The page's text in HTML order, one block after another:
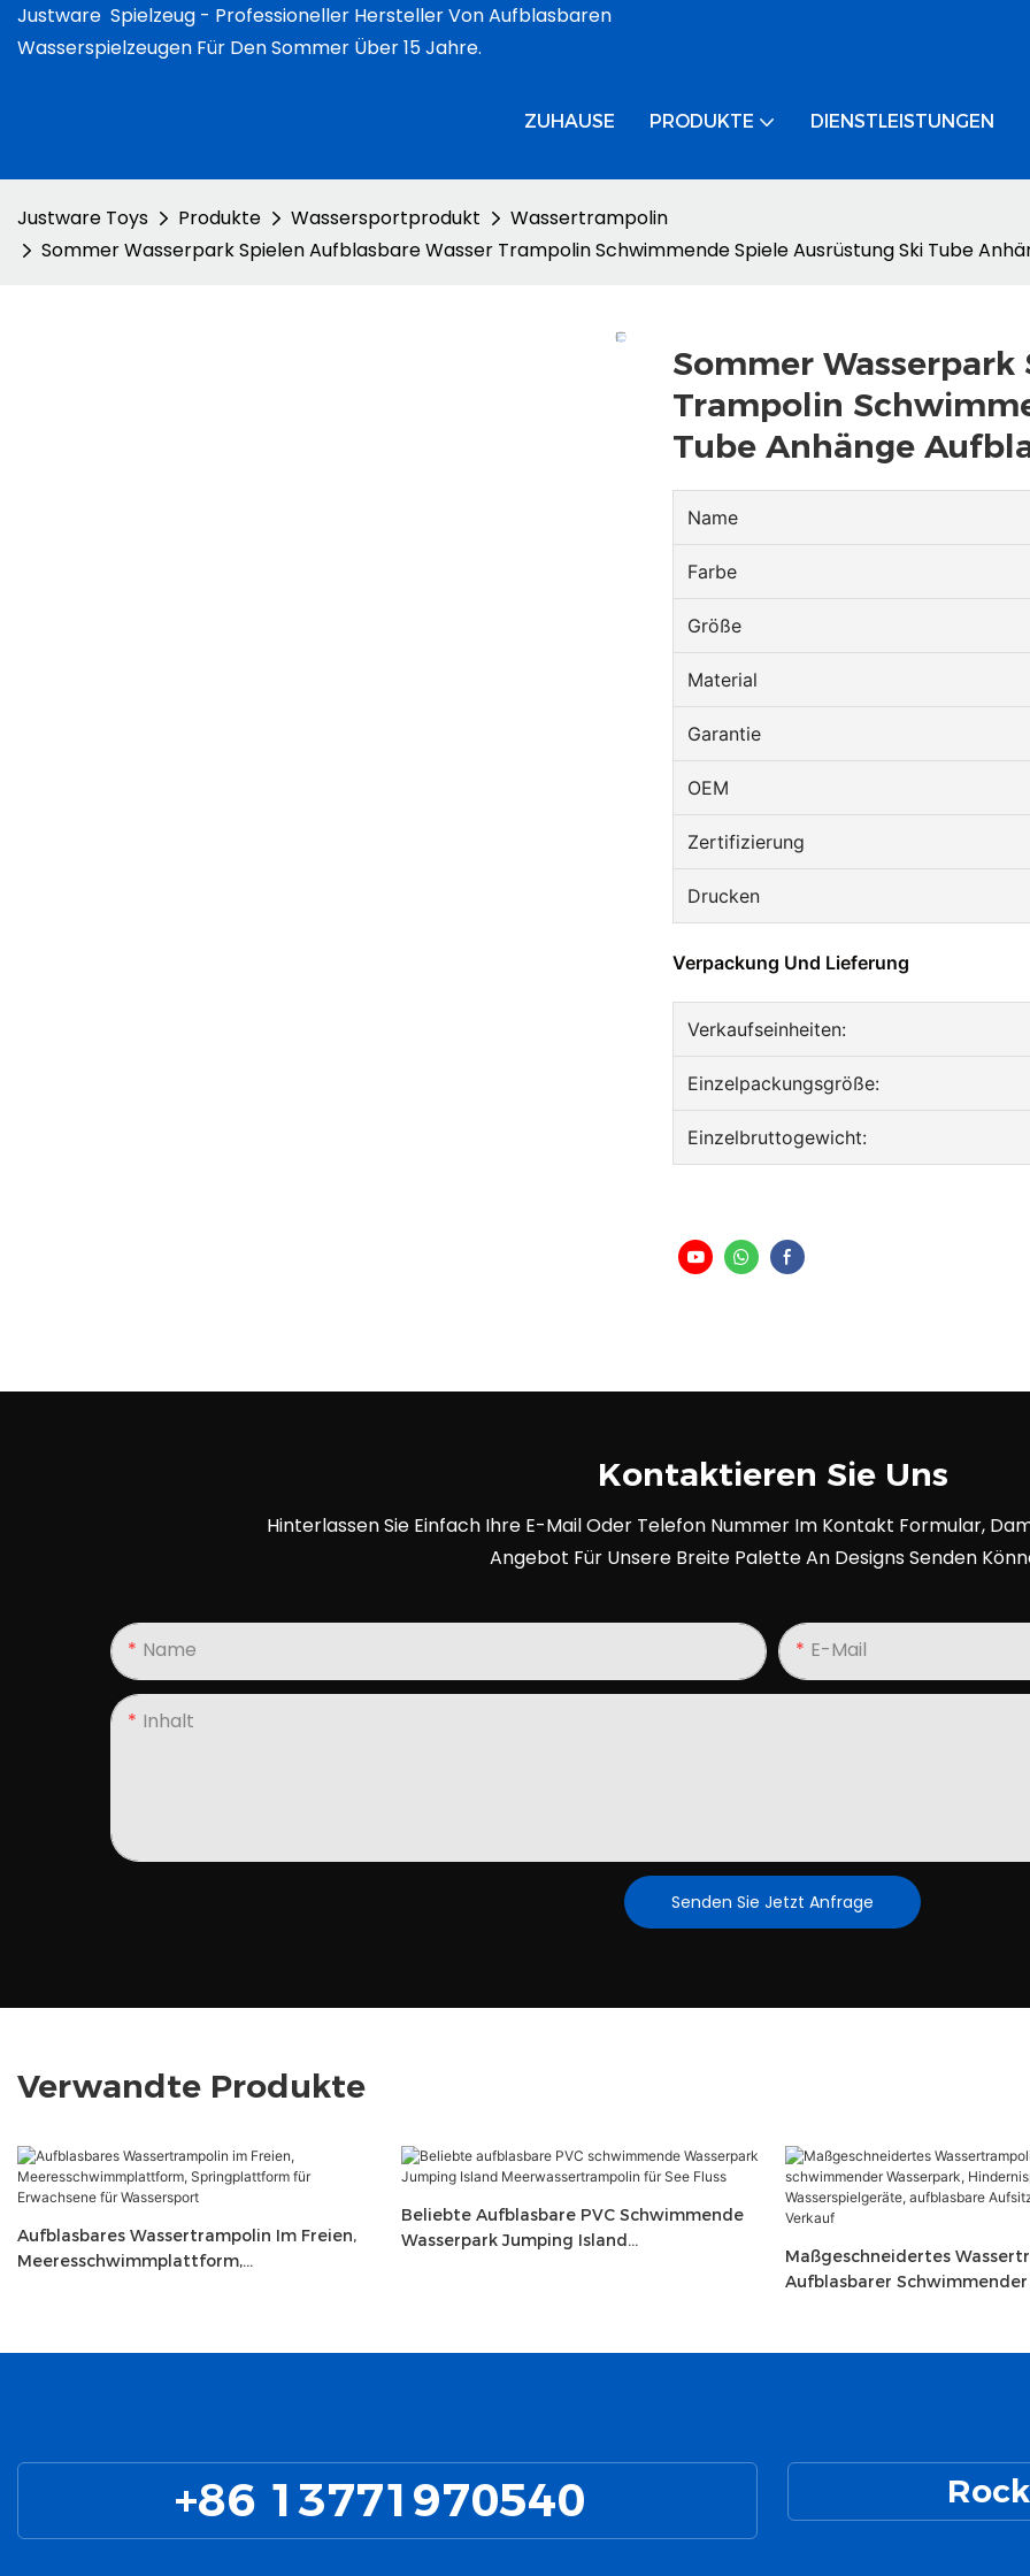
Justware Spielzeug - Professioneller Hersteller Von Aufblasbaren
Wasserspielzeugen Für Den Sommer Über 15 Jahre.
ZUHAUSE PRODUKTE DIENSTLEISTUNGEN
Justware Toys Produkte Wassersportprodukt
Wassertrampolin
Sommer Wasserpark Spielen Aufblasbare Wasser Trampolin Schwimmende Spiele Ausrüstung Ski Tube
Sommer
Trampolin
Tube Anhänge
Name
Farbe
Größe
Material
Garantie
OEM
Zertifizierung
Drucken
Verpackung Und Lieferung
Verkaufseinheiten:
Einzelpackungsgröße:
Einzelbruttogewicht:
Kontaktieren Sie Uns
Hinterlassen Sie Einfach Ihre E-Mail Oder Telefon Nummer Im Kontakt Formular,
Angebot Für Unsere Breite Palette An Designs Senden
Name E-Mail
Inhalt
Senden Sie Jetzt Anfrage
Verwandte Produkte
Aufblasbares Wassertrampolin Im Freien,
Meeresschwimmplattform,
Beliebte Aufblasbare PVC Schwimmende
Wasserpark Jumping Island
Maßgeschneidertes
Aufblasbarer Schwimmender
+86 13771970540